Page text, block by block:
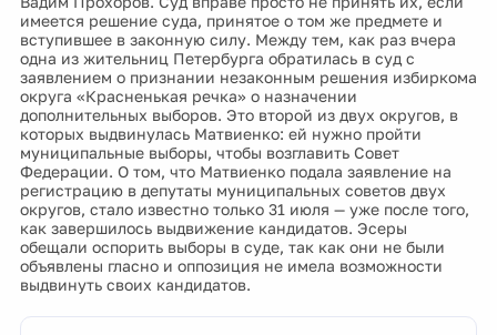
имеется решение суда, принятое о том же предмете и
вступившее в законную силу. Между тем, как раз вчера
одна из жительниц Петербурга обратилась в суд с
заявлением о признании незаконным решения избиркома
округа «Красненькая речка» о назначении
дополнительных выборов. Это второй из двух округов, в
которых выдвинулась Матвиенко: ей нужно пройти
муниципальные выборы, чтобы возглавить Совет
Федерации. О том, что Матвиенко подала заявление на
регистрацию в депутаты муниципальных советов двух
округов, стало известно только 31 июля — уже после того,
как завершилось выдвижение кандидатов. Эсеры
обещали оспорить выборы в суде, так как они не были
объявлены гласно и оппозиция не имела возможности
выдвинуть своих кандидатов.